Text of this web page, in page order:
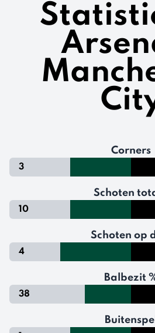
Corners
3
Schoten
10
Schoten op
4
Balbezit
38
Buitenspel